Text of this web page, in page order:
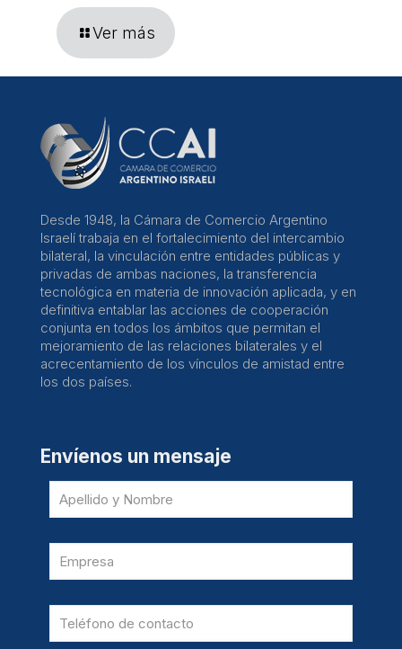
Ver más
Desde 1948, la Cámara de Comercio Argentino
Israelí trabaja en el fortalecimiento del intercambio
bilateral, la vinculación entre entidades públicas y
privadas de ambas naciones, la transferencia
tecnológica en materia de innovación aplicada, y en
definitiva entablar las acciones de cooperación
conjunta en todos los ámbitos que permitan el
mejoramiento de las relaciones bilaterales y el
acrecentamiento de los vínculos de amistad entre
los dos países.
Envíenos un mensaje